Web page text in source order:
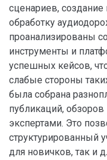
сценариев,
обработку
проанализированы
инструменты и
успешных кейсов,
слабые стороны
была собрана
публикаций,
экспертами. Это
структурированный
для новичков, так и